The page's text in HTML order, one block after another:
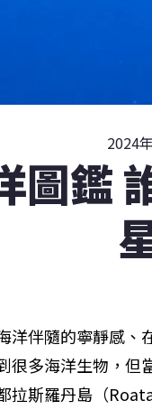
2024
圖鑑
洋伴隨的寧靜感、
很多海洋生物，但
拉斯羅丹島（